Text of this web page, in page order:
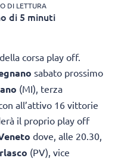
DI LETTURA
di 5 minuti
corsa play off.
sabato prossimo
(MI), terza
all’attivo 16 vittorie
il proprio play off
dove, alle 20.30,
(PV), vice